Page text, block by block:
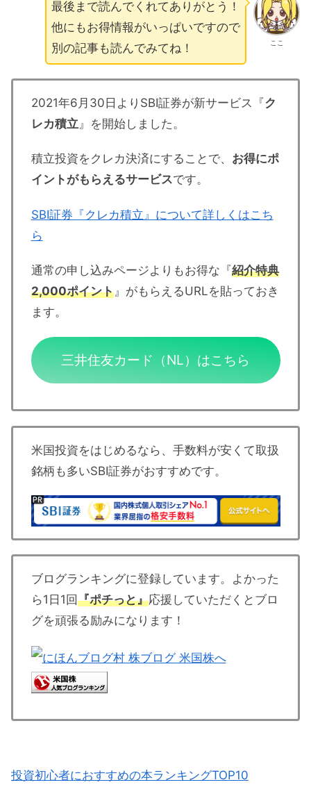
ここ
最後まで読んでくれてありがとう！
他にもお得情報がいっぱいですので
別の記事も読んでみてね！
2021年6月30日よりSBI証券が新サービス『ク
レカ積立』を開始しました。
積立投資をクレカ決済にすることで、 お得にポ
イントがもらえるサービスです。
SBI証券『クレカ積立』について詳しくはこち
ら
通常の申し込みページよりもお得な『紹介特典
2,000ポイント』がもらえるURLを貼っておき
ます。
三井住友カード（NL）はこちら
米国投資をはじめるなら、手数料が安くて取扱
銘柄も多いSBI証券がおすすめです。
ブログランキングに登録しています。よかった
ら1日1回『ポチっと』応援していただくとブロ
グを頑張る励みになります！
投資初心者におすすめの本ランキングTOP10